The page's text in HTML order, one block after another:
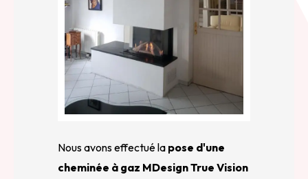
Nous avons effectué la pose d'une
cheminée à gaz MDesign True Vision